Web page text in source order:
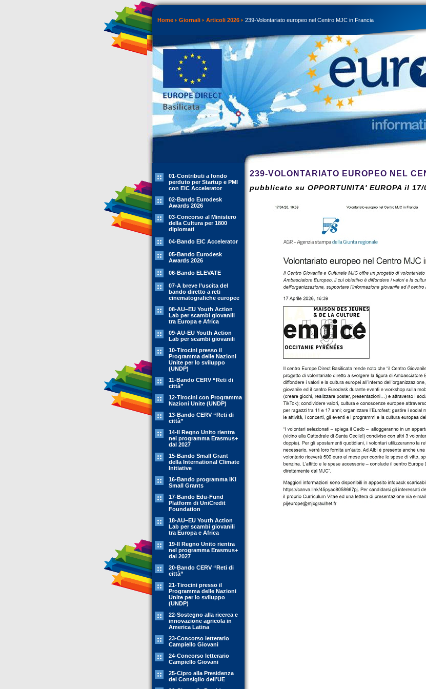
Home Giornali Articoli 2026 239-Volontariato europeo nel Centro MJC in Francia
01-Contributi a fondo
perduto per Startup e PMI
con EIC Accelerator
02-Bando Eurodesk
Awards 2026
03-Concorso al Ministero
della Cultura per 1800
diplomati
04-Bando EIC Accelerator
05-Bando Eurodesk
Awards 2026
06-Bando ELEVATE
07-A breve l’uscita del
bando diretto a reti
cinematografiche europee
08-AU–EU Youth Action
Lab per scambi giovanili
tra Europa e Africa
09-AU-EU Youth Action
Lab per scambi giovanili
10-Tirocini presso il
Programma delle Nazioni
Unite per lo sviluppo
(UNDP)
11-Bando CERV “Reti di
città”
12-Tirocini con Programma
Nazioni Unite (UNDP)
13-Bando CERV “Reti di
città”
14-Il Regno Unito rientra
nel programma Erasmus+
dal 2027
15-Bando Small Grant
della International Climate
Initiative
16-Bando programma IKI
Small Grants
17-Bando Edu-Fund
Platform di UniCredit
Foundation
18-AU–EU Youth Action
Lab per scambi giovanili
tra Europa e Africa
19-Il Regno Unito rientra
nel programma Erasmus+
dal 2027
20-Bando CERV “Reti di
città”
21-Tirocini presso il
Programma delle Nazioni
Unite per lo sviluppo
(UNDP)
22-Sostegno alla ricerca e
innovazione agricola in
America Latina
23-Concorso letterario
Campiello Giovani
24-Concorso letterario
Campiello Giovani
25-Cipro alla Presidenza
del Consiglio dell’UE
239-VOLONTARIATO EUROPEO NEL
pubblicato su OPPORTUNITA' EUROPA il 17/